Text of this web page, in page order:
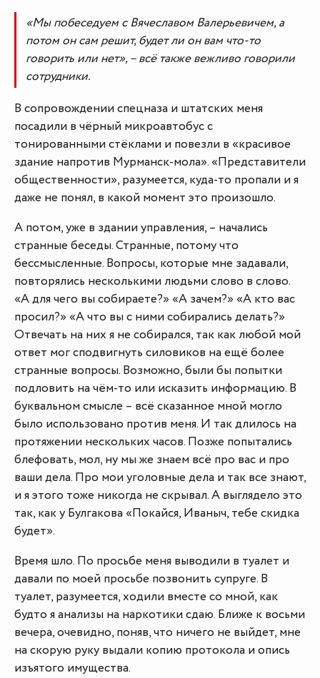
«Мы побеседуем с Вячеславом Валерьевичем, а
потом он сам решит, будет ли он вам что-то
говорить или нет», – всё также вежливо говорили
сотрудники.
В сопровождении спецназа и штатских меня
посадили в чёрный микроавтобус с
тонированными стёклами и повезли в «красивое
здание напротив Мурманск-мола». «Представители
общественности», разумеется, куда-то пропали и я
даже не понял, в какой момент это произошло.
А потом, уже в здании управления, – начались
странные беседы. Странные, потому что
бессмысленные. Вопросы, которые мне задавали,
повторялись несколькими людьми слово в слово.
«А для чего вы собираете?» «А зачем?» «А кто вас
просил?» «А что вы с ними собирались делать?»
Отвечать на них я не собирался, так как любой мой
ответ мог сподвигнуть силовиков на ещё более
странные вопросы. Возможно, были бы попытки
подловить на чём-то или исказить информацию. В
буквальном смысле – всё сказанное мной могло
было использовано против меня. И так длилось на
протяжении нескольких часов. Позже попытались
блефовать, мол, ну мы же знаем всё про вас и про
ваши дела. Про мои уголовные дела и так все знают,
и я этого тоже никогда не скрывал. А выглядело это
так, как у Булгакова «Покайся, Иваныч, тебе скидка
будет».
Время шло. По просьбе меня выводили в туалет и
давали по моей просьбе позвонить супруге. В
туалет, разумеется, ходили вместе со мной, как
будто я анализы на наркотики сдаю. Ближе к восьми
вечера, очевидно, поняв, что ничего не выйдет, мне
на скорую руку выдали копию протокола и опись
изъятого имущества.